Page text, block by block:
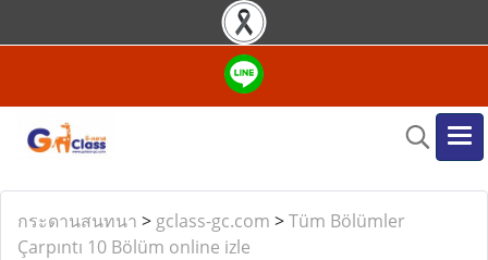
กระดานสนทนา > gclass-gc.com >Tüm Bölümler
Çarpıntı 10 Bölüm online izle